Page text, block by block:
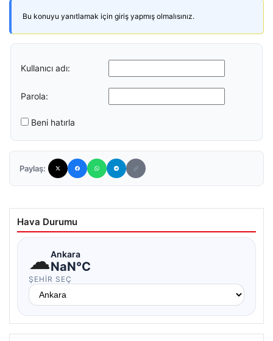
Bu konuyu yanıtlamak için giriş yapmış olmalısınız.
Kullanıcı adı:
Parola:
Beni hatırla
Paylaş:
Hava Durumu
☁Ankara
NaN°C
ŞEHIR SEÇ